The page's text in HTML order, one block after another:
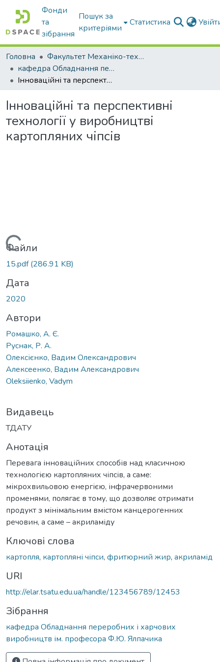
Фонди
та
зібрання
Пошук за
критеріями
Статистика
Головна
Факультет Механіко-технологічний
кафедра Обладнання переробних і харчових виробництв ім. професора Ф.Ю. Ялпачика
Інноваційні та перспективні технології у виробництві картопляних чіпсів
Інноваційні та перспективні
технології у виробництві
картопляних чіпсів
Вантажиться...
Файли
15.pdf(286.91 KB)
Дата
2020
Автори
Ромашко, А. Є.
Руснак, Р. А.
Олексієнко, Вадим Олександрович
Алексеенко, Вадим Александрович
Oleksiienko, Vadym
Видавець
ТДАТУ
Анотація
Перевага інноваційних способів над класичною
технологією картопляних чіпсів, а саме:
мікрохвильовою енергією, інфрачервоними
променями, полягає в тому, що дозволяє отримати
продукт з мінімальним вмістом канцерогенних
речовин, а саме – акриламіду
Ключові слова
картопля, картопляні чіпси, фритюрний жир, акриламід
URI
http://elar.tsatu.edu.ua/handle/123456789/12453
Зібрання
кафедра Обладнання переробних і харчових
виробництв ім. професора Ф.Ю. Ялпачика